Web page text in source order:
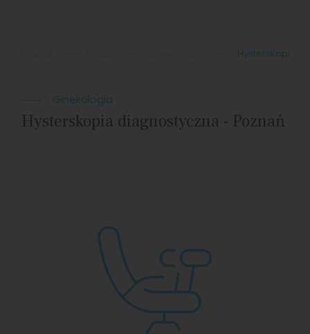
Hysterskopia
Ginekologia
Hysterskopia diagnostyczna - Poznań